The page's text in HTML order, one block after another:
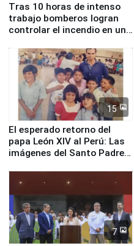
Tras 10 horas de intenso
trabajo bomberos logran
controlar el incendio en una
de Chile
15
El esperado retorno del
papa León XIV al Perú: Las
imágenes del Santo Padre
7